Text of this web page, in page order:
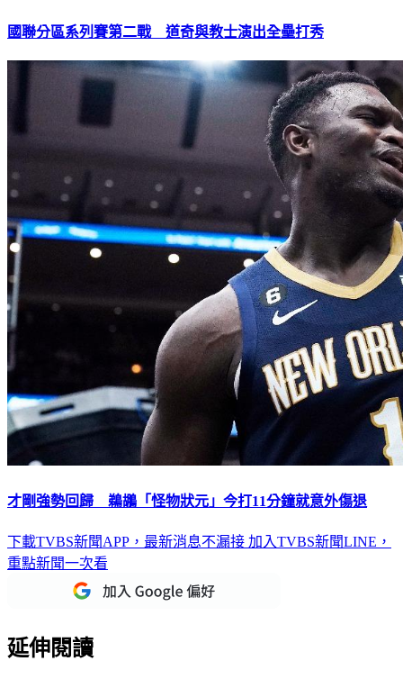
國聯分區系列賽第二戰 道奇與教士演出全壘打秀
才剛強勢回歸 鵜鶘「怪物狀元」今打11分鐘就意外傷退
下載TVBS新聞APP，最新消息不漏接 加入TVBS新聞LINE，
重點新聞一次看
延伸閱讀